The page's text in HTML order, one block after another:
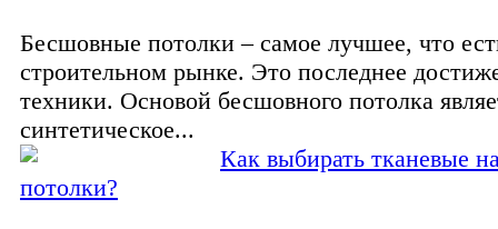
Бесшовные потолки – самое лучшее, что
строительном рынке. Это последнее
техники. Основой бесшовного потолка
синтетическое...
Как выбирать тканевые
потолки?